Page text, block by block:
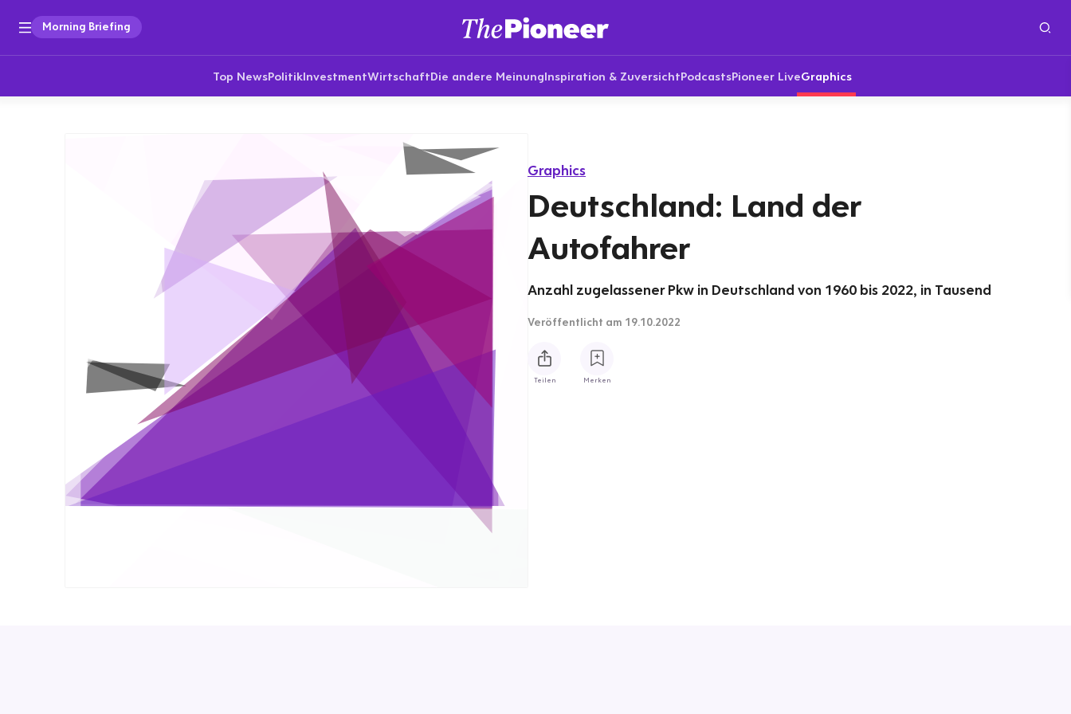
Morning Briefing
Top NewsPolitikInvestmentWirtschaftDie andere MeinungInspiration & ZuversichtPodcastsPioneer LiveGraphics
Graphics
Deutschland: Land der
Autofahrer
Anzahl zugelassener Pkw in Deutschland von 1960 bis 2022, in Tausend
Veröffentlicht am 19.10.2022
Teilen Merken